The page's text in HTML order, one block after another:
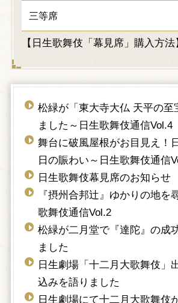
三等席
【日生歌舞伎「幕見席」購入方法
松緑が「東大寺大仏 天平の至
ました～日生歌舞伎通信Vol.4
舞台に破風屋根がお目見え！
日の賑わい～日生歌舞伎通信
日生歌舞伎幕見席のお知らせ
『摂州合邦辻』ゆかりの地を
歌舞伎通信Vol.2
松緑が二月堂で『達陀』の成
ました
日生劇場「十二月大歌舞伎」
込みを語りました
日生劇場にて十二月大歌舞伎